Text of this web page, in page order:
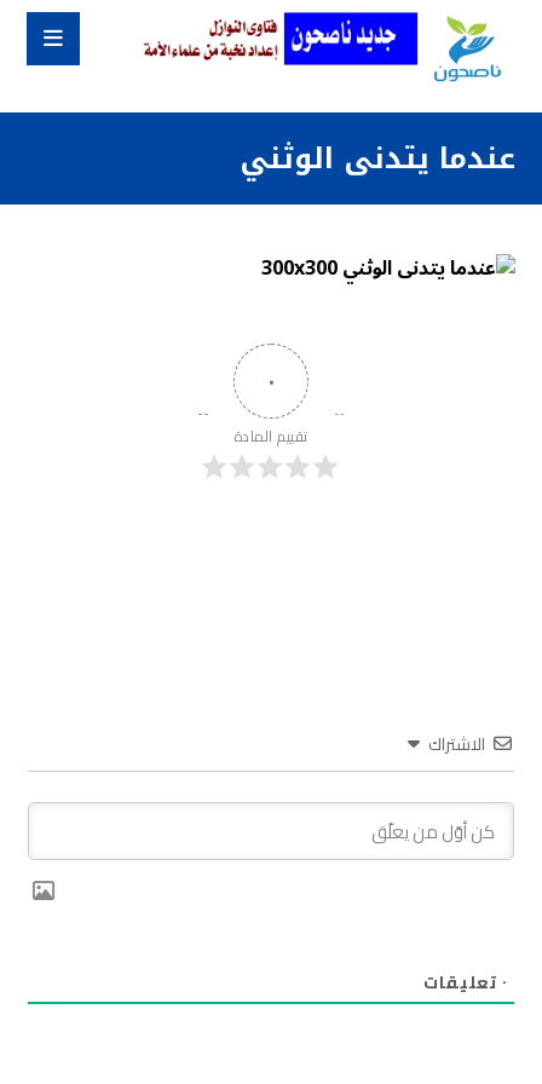
عندما يتدنى الوثني
٠
تقييم المادة
الاشتراك
٠ تعليقات